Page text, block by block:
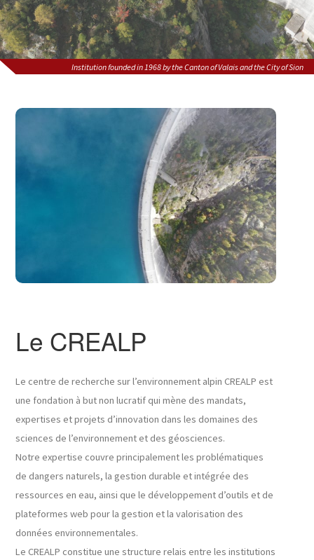
Institution founded in 1968 by the Canton of Valais and the City of Sion
Le CREALP
Le centre de recherche sur l’environnement alpin CREALP est
une fondation à but non lucratif qui mène des mandats,
expertises et projets d’innovation dans les domaines des
sciences de l’environnement et des géosciences.
Notre expertise couvre principalement les problématiques
de dangers naturels, la gestion durable et intégrée des
ressources en eau, ainsi que le développement d’outils et de
plateformes web pour la gestion et la valorisation des
données environnementales.
Le CREALP constitue une structure relais entre les institutions